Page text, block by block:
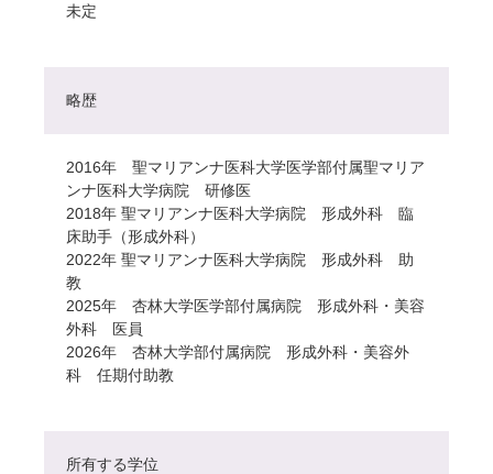
未定
略歴
2016年 聖マリアンナ医科大学医学部付属聖マリア
ンナ医科大学病院 研修医
2018年 聖マリアンナ医科大学病院 形成外科 臨
床助手（形成外科）
2022年 聖マリアンナ医科大学病院 形成外科 助
教
2025年 杏林大学医学部付属病院 形成外科・美容
外科 医員
2026年 杏林大学部付属病院 形成外科・美容外
科 任期付助教
所有する学位